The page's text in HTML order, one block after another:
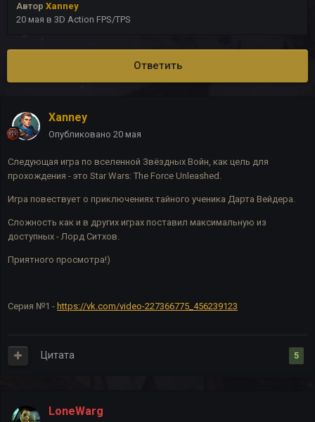
Автор Xanney
20 мая в 3D Action FPS/TPS
Ответить
Xanney
Опубликовано 20 мая
Следующая игра по вселенной Звёздных Войн, как цель для
прохождения - это Star Wars: The Force Unleashed.
Игра повествует о приключениях тайного ученика Дарта Вейдера.
Сложность как и в других играх поставил максимальную из
доступных - Лорд Ситхов.
Приятного просмотра!)
Серия №1 - https://vk.com/video-227366775_456239123
5
Цитата
LoneWarg